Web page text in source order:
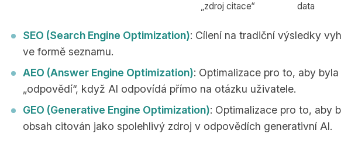
„zdroj citace“
data
SEO (Search Engine Optimization): Cílení na tradiční výsledky
ve formě seznamu.
AEO (Answer Engine Optimization): Optimalizace pro to, aby byla
„odpovědí“, když AI odpovídá přímo na otázku uživatele.
GEO (Generative Engine Optimization): Optimalizace pro to, aby
obsah citován jako spolehlivý zdroj v odpovědích generativní AI.